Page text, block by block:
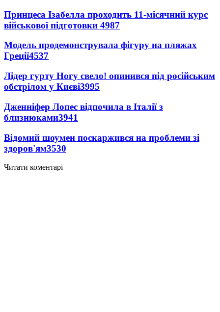
Принцеса Ізабелла проходить 11-місячний курс
військової підготовки 4987
Модель продемонструвала фігуру на пляжах
Греції4537
Лідер гурту Ногу свело! опинився під російським
обстрілом у Києві3995
Дженніфер Лопес відпочила в Італії з
близнюками3941
Відомий шоумен поскаржився на проблеми зі
здоров'ям3530
Читати коментарі